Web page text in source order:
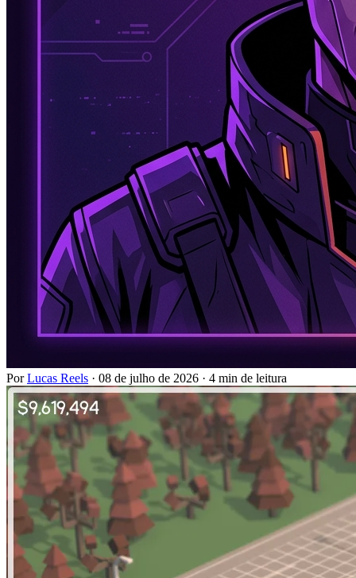
PorLucas Reels · 08 de julho de 2026 · 4 min de leitura